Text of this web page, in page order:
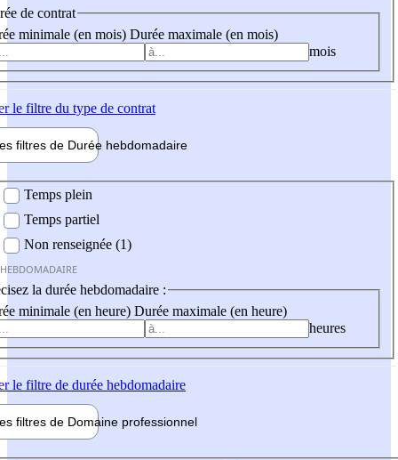
de contrat
minimale (en mois) Durée maximale (en mois)
mois
le filtre du type de contrat
filtres de Durée hebdomadaire
Temps plein
Temps partiel
Non renseignée (1)
la durée hebdomadaire :
minimale (en heure) Durée maximale (en heure)
heures
le filtre de durée hebdomadaire
filtres de Domaine professionnel